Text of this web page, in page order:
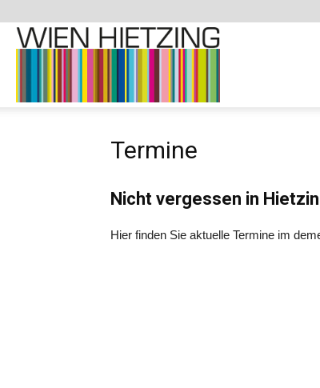
–
Termine
Nicht vergessen in
Hier finden Sie aktuelle Termine im